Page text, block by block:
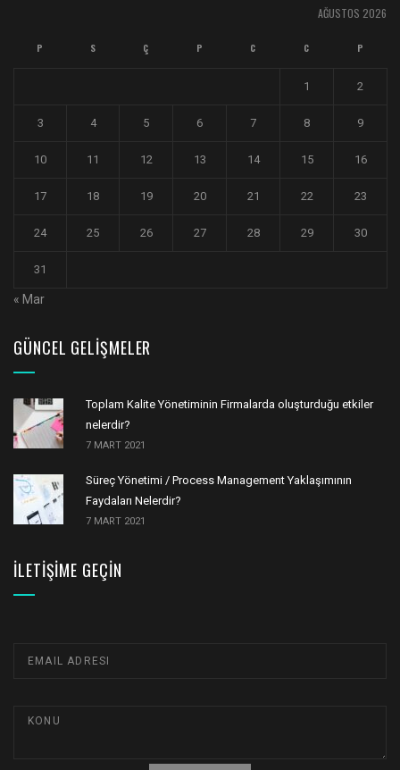
AĞUSTOS 2026
P S Ç P C C P
1 2
3 4 5 6 7 8 9
10 11 12 13 14 15 16
17 18 19 20 21 22 23
24 25 26 27 28 29 30
31
« Mar
GÜNCEL GELIŞMELER
Toplam Kalite Yönetiminin Firmalarda oluşturduğu etkiler
nelerdir?
7 MART 2021
Süreç Yönetimi / Process Management Yaklaşımının
Faydaları Nelerdir?
7 MART 2021
İLETIŞIME GEÇIN